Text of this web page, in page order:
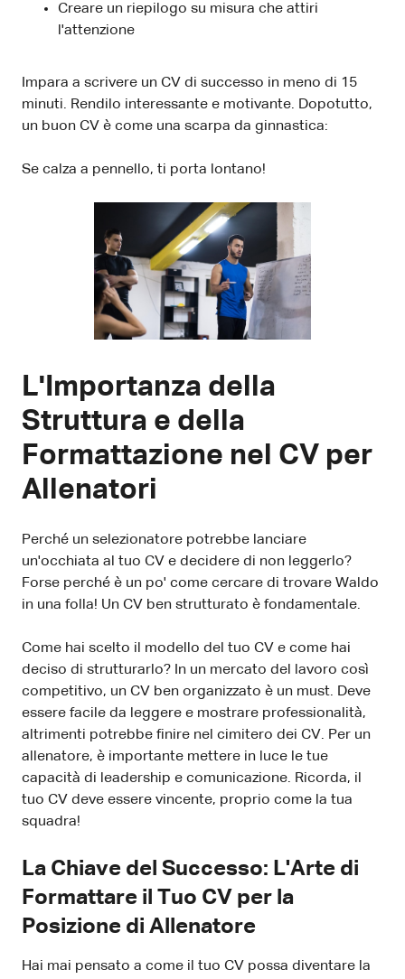
Creare un riepilogo su misura che attiri
l'attenzione
Impara a scrivere un CV di successo in meno di 15
minuti. Rendilo interessante e motivante. Dopotutto,
un buon CV è come una scarpa da ginnastica:
Se calza a pennello, ti porta lontano!
L'Importanza della
Struttura e della
Formattazione nel CV per
Allenatori
Perché un selezionatore potrebbe lanciare
un'occhiata al tuo CV e decidere di non leggerlo?
Forse perché è un po' come cercare di trovare Waldo
in una folla! Un CV ben strutturato è fondamentale.
Come hai scelto il modello del tuo CV e come hai
deciso di strutturarlo? In un mercato del lavoro così
competitivo, un CV ben organizzato è un must. Deve
essere facile da leggere e mostrare professionalità,
altrimenti potrebbe finire nel cimitero dei CV. Per un
allenatore, è importante mettere in luce le tue
capacità di leadership e comunicazione. Ricorda, il
tuo CV deve essere vincente, proprio come la tua
squadra!
La Chiave del Successo: L'Arte di
Formattare il Tuo CV per la
Posizione di Allenatore
Hai mai pensato a come il tuo CV possa diventare la